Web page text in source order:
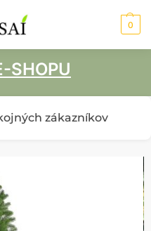
0
SHOPU
zákazníkov